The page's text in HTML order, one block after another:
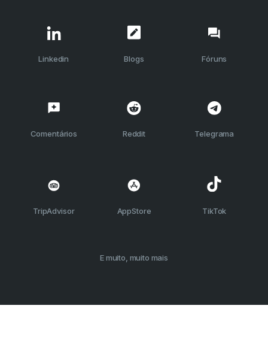
Linkedin Blogs Fóruns
Comentários Reddit Telegrama
TripAdvisor AppStore TikTok
E muito, muito mais